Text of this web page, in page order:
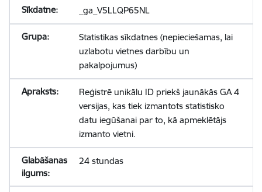
_ga_V5LLQP65NL
Statistikas sīkdatnes (nepieciešamas, lai
uzlabotu vietnes darbību un
pakalpojumus)
Reģistrē unikālu ID priekš jaunākās GA 4
versijas, kas tiek izmantots statistisko
datu iegūšanai par to, kā apmeklētājs
izmanto vietni.
24 stundas